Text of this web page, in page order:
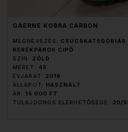
GAERNE KOBRA CARBON
MEGNEVEZÉS:
KERÉKPÁROS CIPŐ
SZÍN: ZÖLD
MÉRET: 45
ÉVJÁRAT: 2019
ÁLLAPOT: HASZNÁLT
ÁR: 15 000 FT
TULAJDONOS ELÉRHETŐSÉGE: 20/